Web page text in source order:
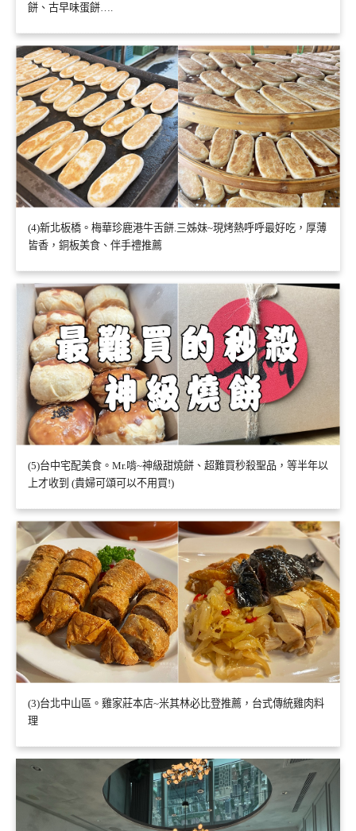
餅、古早味蛋餅….
(4)新北板橋。梅華珍鹿港牛舌餅.三姊妹~現烤熱呼呼最好吃，厚薄
皆香，銅板美食、伴手禮推薦
(5)台中宅配美食。Mr.啃~神級甜燒餅、超難買秒殺聖品，等半年以
上才收到 (貴婦可頌可以不用買!)
(3)台北中山區。雞家莊本店~米其林必比登推薦，台式傳統雞肉料
理